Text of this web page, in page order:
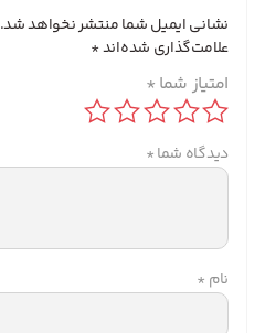
نشانی ایمیل شما منتشر نخواهد شد.
علامت‌گذاری شده‌اند*
امتیاز شما *
دیدگاه شما*
نام *